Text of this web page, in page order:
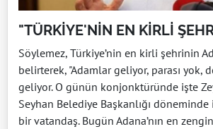
"TÜRKİYE'NİN EN KİRLİ
Söylemez, Türkiye’nin en kirli şehrinin
belirterek, "Adamlar geliyor, parası yok,
geliyor. O günün konjonktüründe işte
Seyhan Belediye Başkanlığı
bir vatandaş. Bugün Adana’nın en